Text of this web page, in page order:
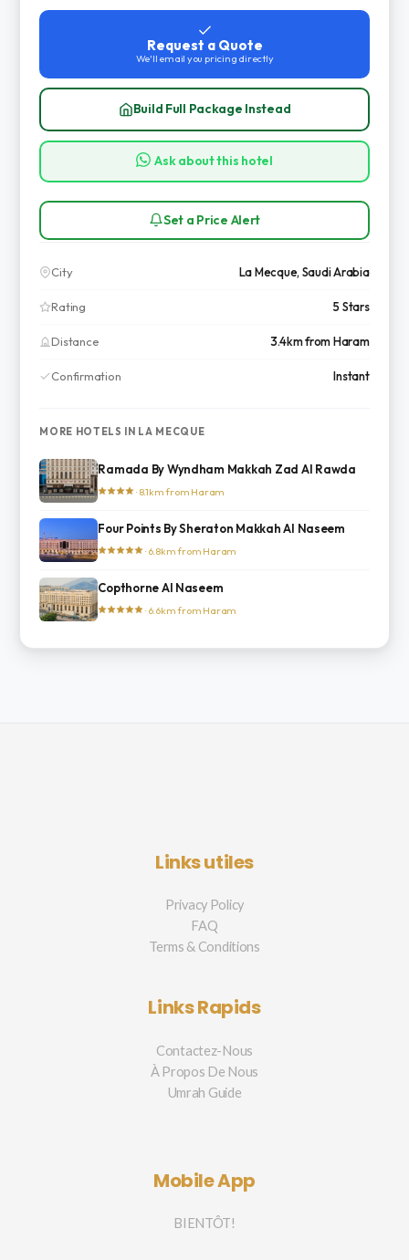
Request a Quote
We'll email you pricing directly
Build Full Package Instead
Ask about this hotel
Set a Price Alert
City La Mecque, Saudi Arabia
Rating 5 Stars
Distance 3.4km from Haram
Confirmation Instant
MORE HOTELS IN LA MECQUE
Ramada By Wyndham Makkah Zad Al Rawda
· 8.1km from Haram
Four Points By Sheraton Makkah Al Naseem
· 6.8km from Haram
Copthorne Al Naseem
· 6.6km from Haram
Links utiles
Privacy Policy
FAQ
Terms & Conditions
Links Rapids
Contactez-Nous
À Propos De Nous
Umrah Guide
Mobile App
BIENTÔT!